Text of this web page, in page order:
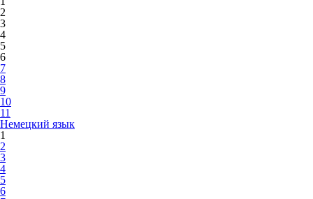
2
3
4
5
6
7
8
9
10
11
Немецкий язык
1
2
3
4
5
6